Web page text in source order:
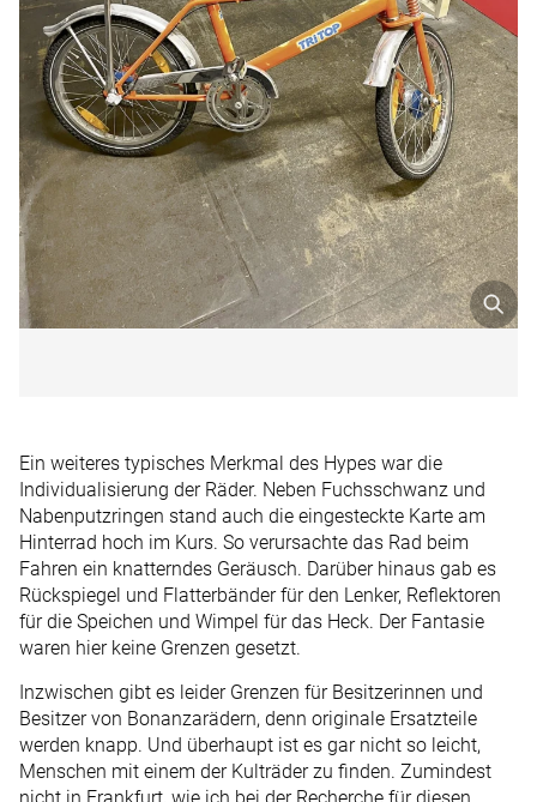
Ein weiteres typisches Merkmal des Hypes war die
Individualisierung der Räder. Neben Fuchsschwanz und
Nabenputzringen stand auch die eingesteckte Karte am
Hinterrad hoch im Kurs. So verursachte das Rad beim
Fahren ein knatterndes Geräusch. Darüber hinaus gab es
Rückspiegel und Flatterbänder für den Lenker, Reflektoren
für die Speichen und Wimpel für das Heck. Der Fantasie
waren hier keine Grenzen gesetzt.
Inzwischen gibt es leider Grenzen für Besitzerinnen und
Besitzer von Bonanzarädern, denn originale Ersatzteile
werden knapp. Und überhaupt ist es gar nicht so leicht,
Menschen mit einem der Kulträder zu finden. Zumindest
nicht in Frankfurt, wie ich bei der Recherche für diesen